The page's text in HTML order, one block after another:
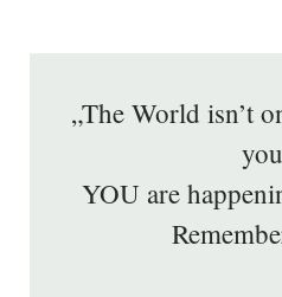
„The World isn’t
YOU are